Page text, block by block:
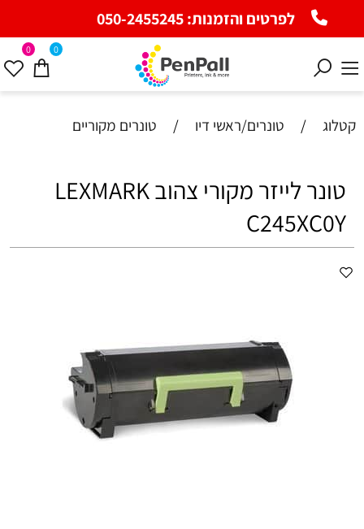
לפרטים והזמנות:050-2455245
0 0
קטלוג / טונרים/ראשי דיו / טונרים מקוריים
טונר לייזר מקורי צהוב LEXMARK
C245XC0Y